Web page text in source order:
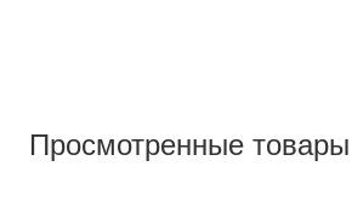
Просмотренные товары